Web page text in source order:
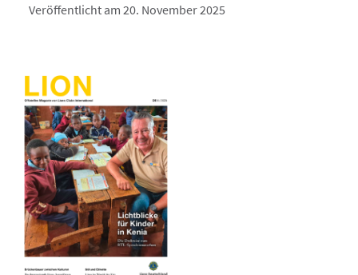
Veröffentlicht am 20. November 2025